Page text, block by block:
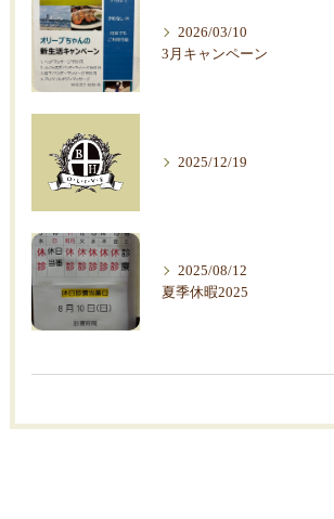
2026/03/10
3月キャンペーン
2025/12/19
2025/08/12
夏季休暇2025